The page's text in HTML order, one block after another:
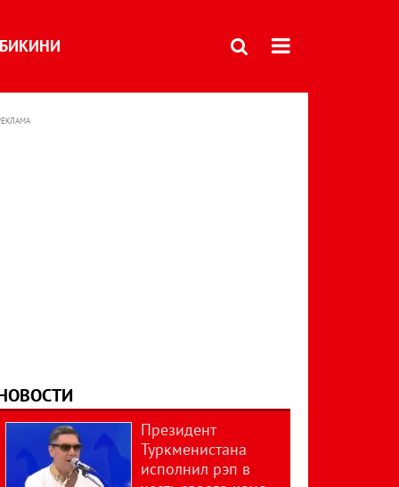
БИКИНИ
Президент
Туркменистана
исполнил рэп в